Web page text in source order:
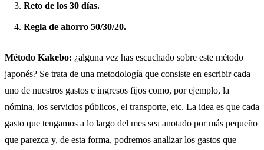
Reto de los 30 días.
Regla de ahorro 50/30/20.
Método Kakebo: ¿alguna vez has escuchado sobre este método
japonés? Se trata de una metodología que consiste en escribir cada
uno de nuestros gastos e ingresos fijos como, por ejemplo, la
nómina, los servicios públicos, el transporte, etc. La idea es que cada
gasto que tengamos a lo largo del mes sea anotado por más pequeño
que parezca y, de esta forma, podremos analizar los gastos que